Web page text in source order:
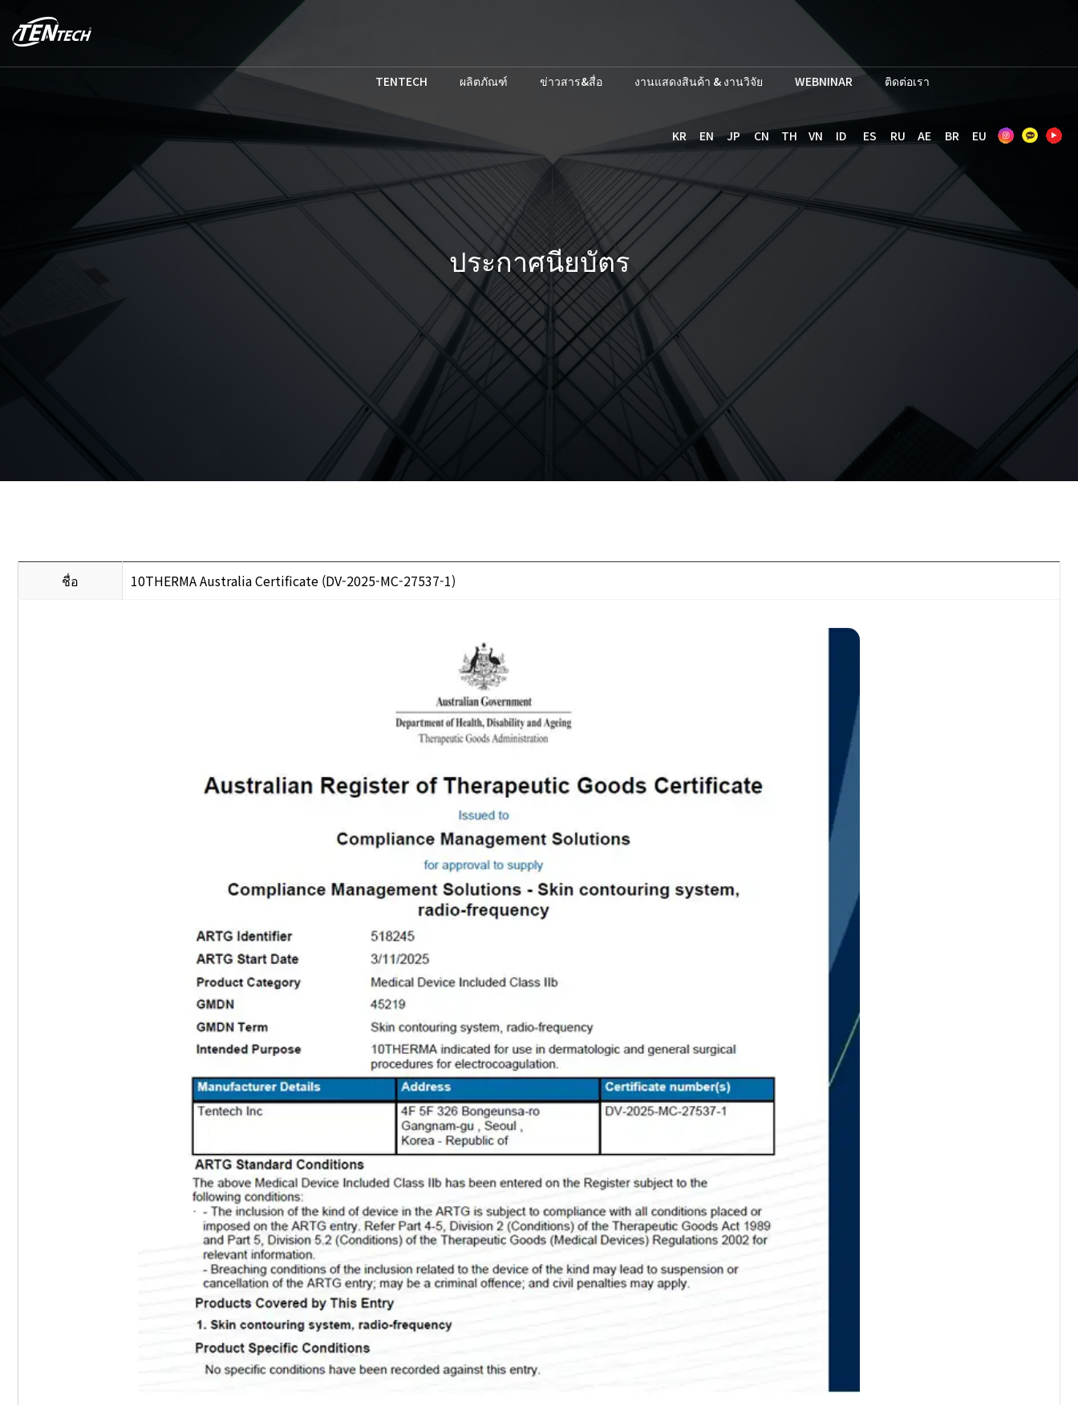
TENTECH ผลิตภัณฑ์ ข่าวสาร&สื่อ งานแสดงสินค้า & งานวิจัย WEBNINAR ติดต่อเรา
KR EN JP CN TH VN ID ES RU AE BR EU
ประกาศนียบัตร
ชื่อ 10THERMA Australia Certificate (DV-2025-MC-27537-1)